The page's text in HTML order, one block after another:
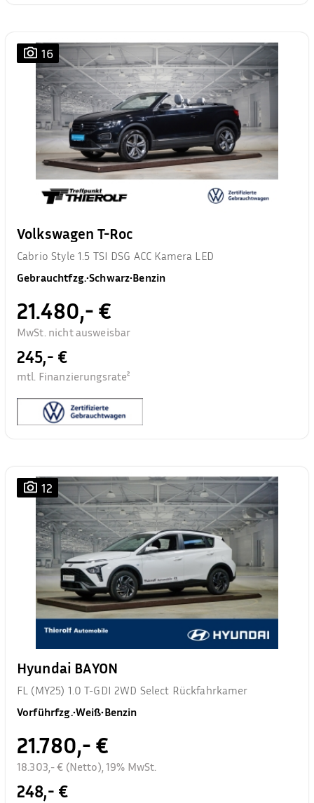
16
Volkswagen T-Roc
Cabrio Style 1.5 TSI DSG ACC Kamera LED
Gebrauchtfzg.•Schwarz•Benzin
21.480,- €
MwSt. nicht ausweisbar
245,- €
mtl. Finanzierungsrate²
12
Hyundai BAYON
FL (MY25) 1.0 T-GDI 2WD Select Rückfahrkamer
Vorführfzg.•Weiß•Benzin
21.780,- €
18.303,- € (Netto), 19% MwSt.
248,- €